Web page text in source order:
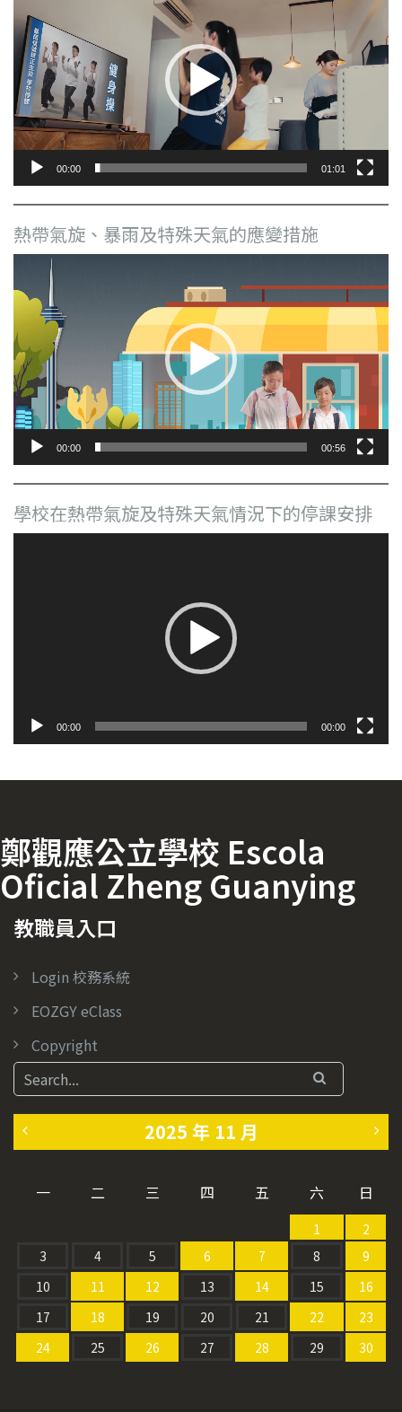
播
放
器
00:00 01:01
熱帶氣旋、暴雨及特殊天氣的應變措施
訊
放
器
00:00 00:56
學校在熱帶氣旋及特殊天氣情況下的停課安排
00:00 00:00
鄭觀應公立學校 Escola
Oficial Zheng Guanying
教職員入口
Login 校務系統
EOZGY eClass
Copyright
2025 年 11 月
一 二 三 四 五 六 日
月
»
1
2
3
4 5 6 7 8
9
10
11 12 13 14 15
16
17
18 19 20 21 22
23
24
25 26 27 28 29 30